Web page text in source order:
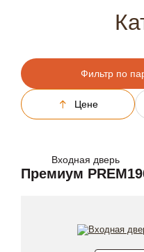
Фильтр по
Цене
Входная дверь
Премиум